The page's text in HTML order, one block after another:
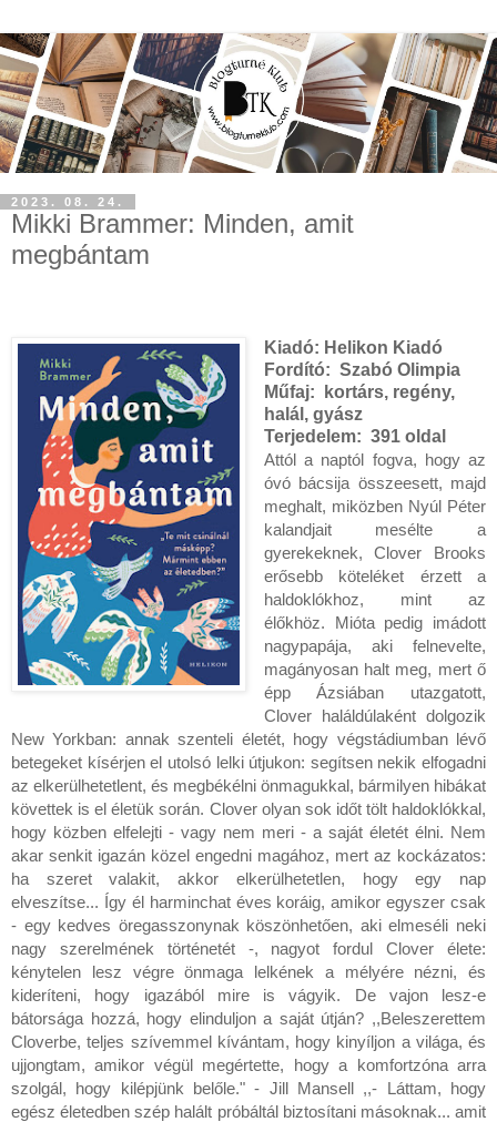
2023. 08. 24.
Mikki Brammer: Minden, ​amit
megbántam
Kiadó: Helikon Kiadó
Fordító: Szabó Olimpia
Műfaj:
kortárs, regény,
halál, gyász
Terjedelem: 391 oldal
Attól a naptól fogva, hogy az
óvó bácsija összeesett, majd
meghalt, miközben Nyúl Péter
kalandjait mesélte a
gyerekeknek, Clover Brooks
erősebb köteléket érzett a
haldoklókhoz, mint az
élőkhöz. Mióta pedig imádott
nagypapája, aki felnevelte,
magányosan halt meg, mert ő
épp Ázsiában utazgatott,
Clover haláldúlaként dolgozik
New Yorkban: annak szenteli életét, hogy végstádiumban lévő
betegeket kísérjen el utolsó lelki útjukon: segítsen nekik elfogadni
az elkerülhetetlent, és megbékélni önmagukkal, bármilyen hibákat
követtek is el életük során. Clover olyan sok időt tölt haldoklókkal,
hogy közben elfelejti - vagy nem meri - a saját életét élni. Nem
akar senkit igazán közel engedni magához, mert az kockázatos:
ha szeret valakit, akkor elkerülhetetlen, hogy egy nap
elveszítse... Így él harminchat éves koráig, amikor egyszer csak
- egy kedves öregasszonynak köszönhetően, aki elmeséli neki
nagy szerelmének történetét -, nagyot fordul Clover élete:
kénytelen lesz végre önmaga lelkének a mélyére nézni, és
kideríteni, hogy igazából mire is vágyik. De vajon lesz-e
bátorsága hozzá, hogy elinduljon a saját útján? ,,Beleszerettem
Cloverbe, teljes szívemmel kívántam, hogy kinyíljon a világa, és
ujjongtam, amikor végül megértette, hogy a komfortzóna arra
szolgál, hogy kilépjünk belőle." - Jill Mansell ,,- Láttam, hogy
egész életedben szép halált próbáltál biztosítani másoknak... amit